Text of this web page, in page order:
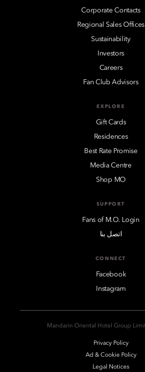
Corporate Contacts
Regional Sales Offices
Sustainability
Investors
Careers
Fan Club Advisors
EXPLORE
Gift Cards
Residences
Best Rate Promise
Media Centre
Shop MO
SUPPORT
Fans of M.O. Login
اتصل بنا
CONNECT
Facebook
Instagram
Privacy Policy
Ad & Cookie Policy
Legal Notices